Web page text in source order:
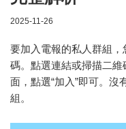
2025-11-26
要加入電報的私人群組
碼。點選連結或掃描二維
面，點選“加入”即可。
組。